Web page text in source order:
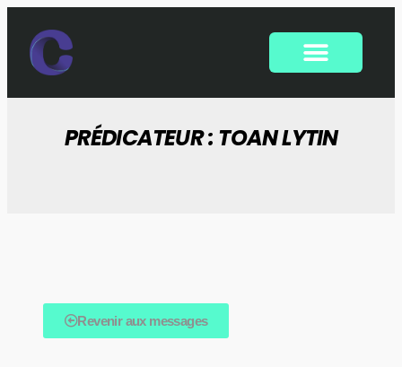
PRÉDICATEUR : TOAN LYTIN
Revenir aux messages